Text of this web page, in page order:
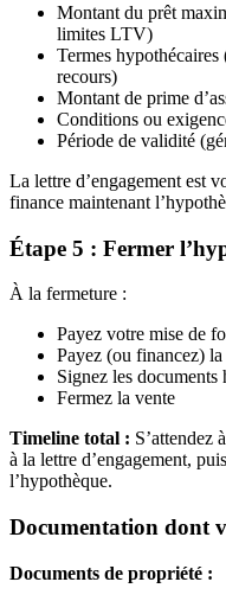
Montant du prêt
limites LTV)
Termes
recours)
Montant de prime
Conditions ou
Période de validité
La lettre d’engagement est
finance maintenant
Étape 5 : Fermer
À la fermeture :
Payez votre mise de
Payez (ou financez) la
Signez les documents
Fermez la vente
Timeline total : S’attendez
à la lettre d’engagement,
l’hypothèque.
Documentation dont
Documents de propriété :